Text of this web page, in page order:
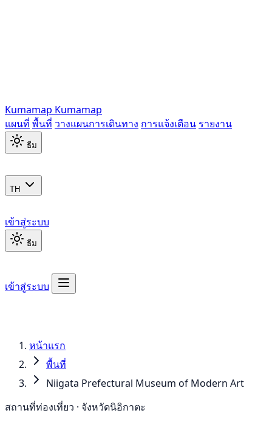
Kumamap Kumamap
แผนที่ พื้นที่ วางแผนการเดินทาง การแจ้งเตือน รายงาน
ธีม
TH
เข้าสู่ระบบ
ธีม
เข้าสู่ระบบ
หน้าแรก
พื้นที่
Niigata Prefectural Museum of Modern Art
สถานที่ท่องเที่ยว · จังหวัดนิอิกาตะ